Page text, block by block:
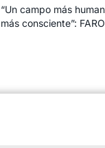
“Un campo más
más consciente”: